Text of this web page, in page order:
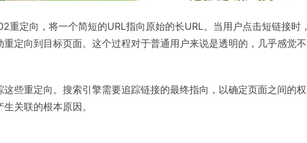
重定向，将一个简短的URL指向原始的长URL。当用户点击短链接时，
定向到目标页面。这个过程对于普通用户来说是透明的，几乎感觉不
些重定向。搜索引擎需要追踪链接的最终指向，以确定页面之间的权
关联的根本原因。